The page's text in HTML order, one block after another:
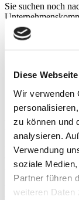
Diese
Wir verwenden
zu können und
analysieren.
Verwendung
soziale
Partner führen
weiteren Daten
Sie suchen noch
Erfahrungen
Interaktives
Justiz
Produkte
Um technisch auf
Technik der
vor, mit denen wir
Audiokonferenz
Videokonferenz